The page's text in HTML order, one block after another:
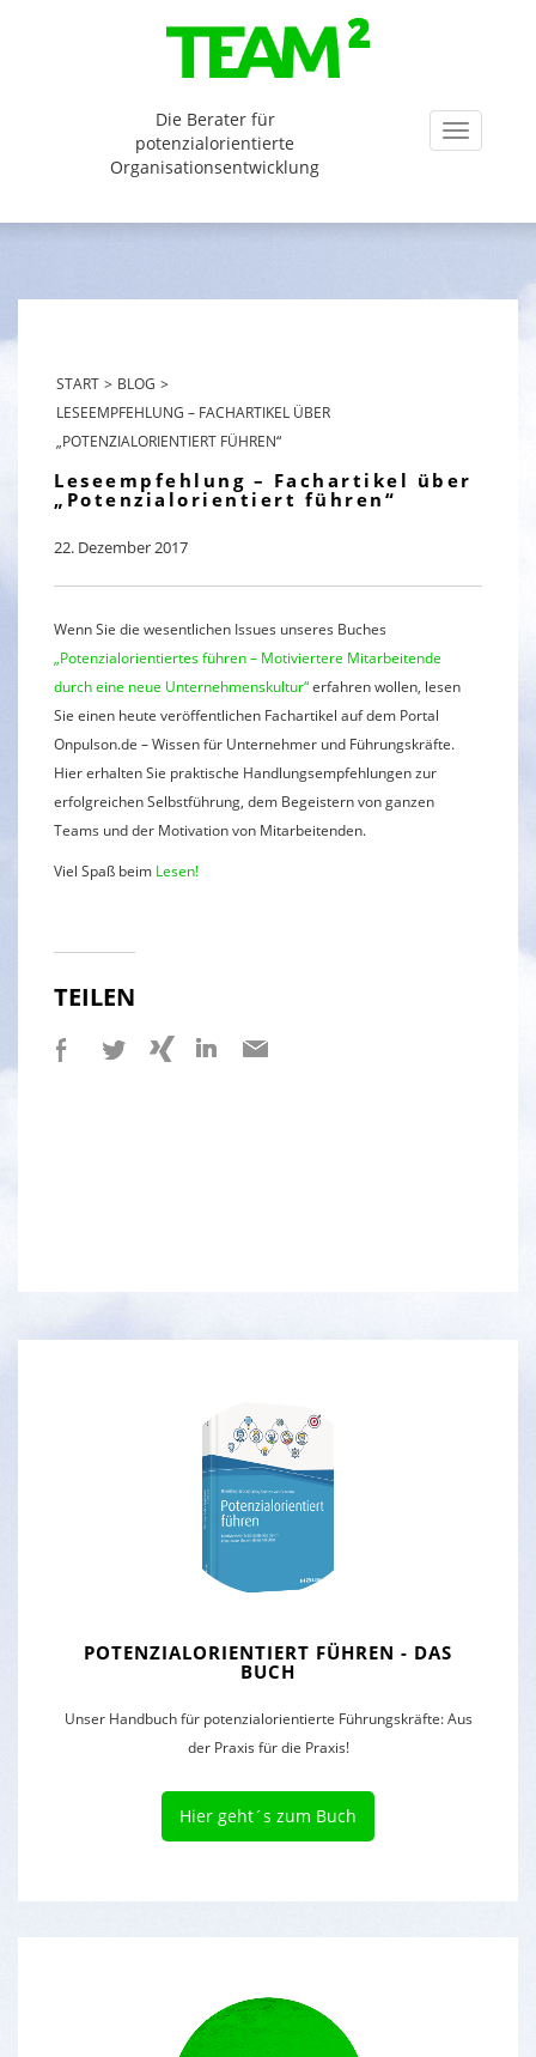
Toggle
Die Berater für
potenzialorientierte
Organisationsentwicklung
START > BLOG >
LESEEMPFEHLUNG – FACHARTIKEL ÜBER
„POTENZIALORIENTIERT FÜHREN“
Leseempfehlung – Fachartikel über
„Potenzialorientiert führen“
22. Dezember 2017
Wenn Sie die wesentlichen Issues unseres Buches
„Potenzialorientiertes führen – Motiviertere Mitarbeitende
durch eine neue Unternehmenskultur“erfahren wollen, lesen
Sie einen heute veröffentlichen Fachartikel auf dem Portal
Onpulson.de – Wissen für Unternehmer und Führungskräfte.
Hier erhalten Sie praktische Handlungsempfehlungen zur
erfolgreichen Selbstführung, dem Begeistern von ganzen
Teams und der Motivation von Mitarbeitenden.
Viel Spaß beim Lesen!
TEILEN
POTENZIALORIENTIERT FÜHREN - DAS
BUCH
Unser Handbuch für potenzialorientierte Führungskräfte: Aus
der Praxis für die Praxis!
Hier geht´s zum Buch